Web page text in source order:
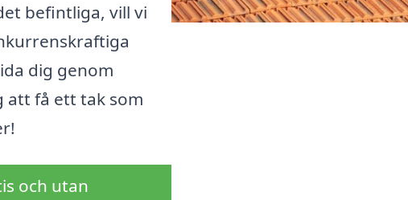
befintliga, vill vi
dig genom
att få ett tak som
och utan